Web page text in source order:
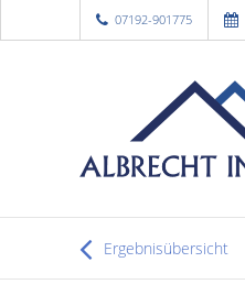
07192-901775
Ergebnisübersicht